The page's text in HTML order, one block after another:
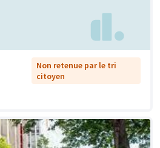
Non retenue par le tri
citoyen